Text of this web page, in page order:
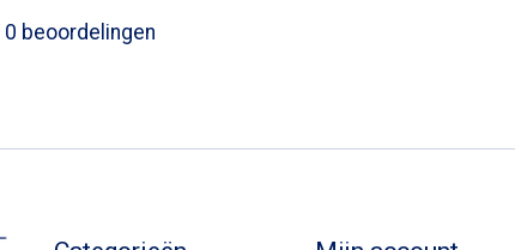
0 beoordelingen